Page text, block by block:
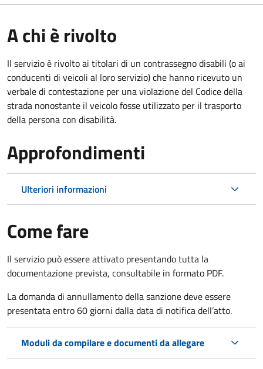
A chi è rivolto
Il servizio è rivolto ai titolari di un contrassegno disabili (o ai
conducenti di veicoli al loro servizio) che hanno ricevuto un
verbale di contestazione per una violazione del Codice della
strada nonostante il veicolo fosse utilizzato per il trasporto
della persona con disabilità.
Approfondimenti
Ulteriori informazioni
Come fare
Il servizio può essere attivato presentando tutta la
documentazione prevista, consultabile in formato PDF.
La domanda di annullamento della sanzione deve essere
presentata entro 60 giorni dalla data di notifica dell’atto.
Moduli da compilare e documenti da allegare